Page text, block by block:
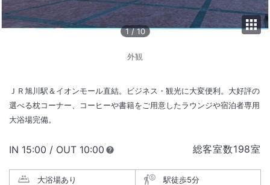
1 /10
外観
ＪＲ旭川駅＆イオンモール直結。ビジネス・観光に大変便利。大好評の
選べる枕コーナー、コーヒーや書籍をご用意したラウンジや宿泊者専用
大浴場完備。
総客室数198室
IN チェックイン
15:00 / OUT チェックアウト
10:00
大浴場あり
駅徒歩5分